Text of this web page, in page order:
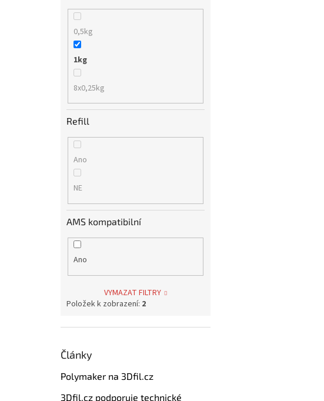
0,5kg
1kg
8x0,25kg
Refill
Ano
NE
AMS kompatibilní
Ano
VYMAZAT FILTRY
Položek k zobrazení: 2
Články
Polymaker na 3Dfil.cz
3Dfil.cz podporuje technické